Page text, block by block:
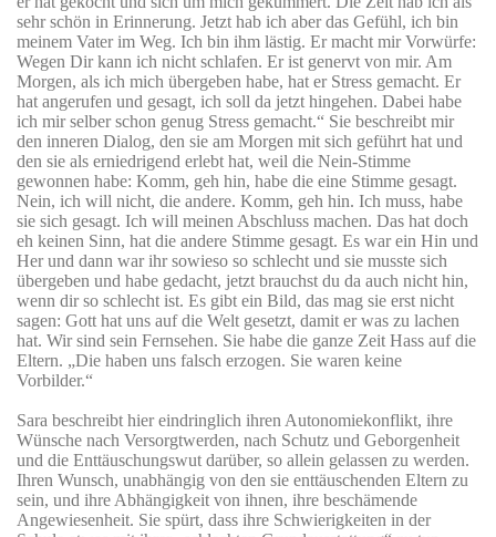
sehr schön in Erinnerung. Jetzt hab ich aber das Gefühl, ich bin
meinem Vater im Weg. Ich bin ihm lästig. Er macht mir Vorwürfe:
Wegen Dir kann ich nicht schlafen. Er ist genervt von mir. Am
Morgen, als ich mich übergeben habe, hat er Stress gemacht. Er
hat angerufen und gesagt, ich soll da jetzt hingehen. Dabei habe
ich mir selber schon genug Stress gemacht.“ Sie beschreibt mir
den inneren Dialog, den sie am Morgen mit sich geführt hat und
den sie als erniedrigend erlebt hat, weil die Nein-Stimme
gewonnen habe: Komm, geh hin, habe die eine Stimme gesagt.
Nein, ich will nicht, die andere. Komm, geh hin. Ich muss, habe
sie sich gesagt. Ich will meinen Abschluss machen. Das hat doch
eh keinen Sinn, hat die andere Stimme gesagt. Es war ein Hin und
Her und dann war ihr sowieso so schlecht und sie musste sich
übergeben und habe gedacht, jetzt brauchst du da auch nicht hin,
wenn dir so schlecht ist. Es gibt ein Bild, das mag sie erst nicht
sagen: Gott hat uns auf die Welt gesetzt, damit er was zu lachen
hat. Wir sind sein Fernsehen. Sie habe die ganze Zeit Hass auf die
Eltern. „Die haben uns falsch erzogen. Sie waren keine
Vorbilder.“
Sara beschreibt hier eindringlich ihren Autonomiekonflikt, ihre
Wünsche nach Versorgtwerden, nach Schutz und Geborgenheit
und die Enttäuschungswut darüber, so allein gelassen zu werden.
Ihren Wunsch, unabhängig von den sie enttäuschenden Eltern zu
sein, und ihre Abhängigkeit von ihnen, ihre beschämende
Angewiesenheit. Sie spürt, dass ihre Schwierigkeiten in der